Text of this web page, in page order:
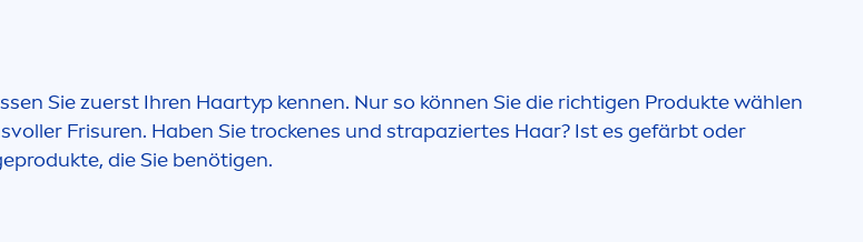
Sie zuerst Ihren Haartyp kennen. Nur so können Sie die richtigen Produkte wählen
Frisuren. Haben Sie trockenes und strapaziertes Haar? Ist es gefärbt oder
die Sie benötigen.